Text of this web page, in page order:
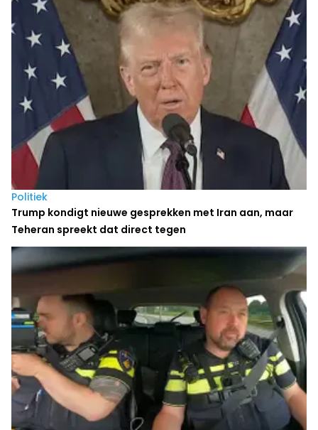
Politiek
Trump kondigt nieuwe gesprekken met Iran aan, maar
Teheran spreekt dat direct tegen